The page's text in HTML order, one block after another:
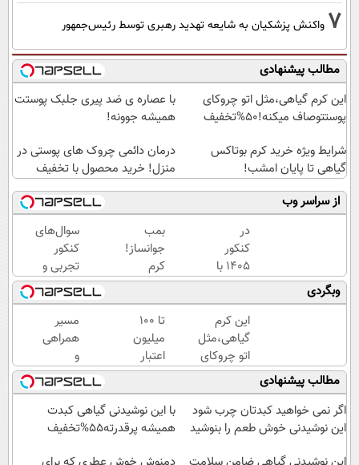
7 واکنش پزشکیان به شایعه تهدید رهبری توسط رئیس‌جمهور
مطالب پیشنهادی
این کرم گیاهی،مثل اتو چروکای
پوستتوصاف میکنه!50%تخفیف
با عصاره ی ضد پیری جلبک پوستت
همیشه جوونه!
شرایط ویژه خرید کرم بوتاکس
گیاهی تا پایان امشب!
درمان دائمی چروک های پوستی در
منزل! خرید محصول با تخفیف
از سراسر وب
در
کنکور
1405 با
ماز
دانشگاه
تهران
قبول
شو 😎
بمب
جوانساز!
کرم
بوتاکس
جلبک
اسپیرولینا50%تخفیف
سوال‌های
کنکور
تجربی و
ریاضی در
پکیج ماز
وبگردی
این کرم
گیاهی،مثل
اتو چروکای
پوستتوصاف
میکنه!50%تخفیف
تا ۱۰۰
میلیون
اعتبار
خرید
قسطی
مسیر
همراهی
و
گزارش
عملکرد
گروه
اسنپ
مطالب پیشنهادی
اگر نمی خواهید کبدتان چرب شود
این نوشیدنی خوش طعم را بنوشید
با این نوشیدنی گیاهی کبدت
همیشه پرقدرته55%تخفیف